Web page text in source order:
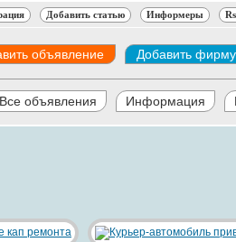
Добавить статью Информеры
объявление Добавить фирму
Все объявления Информация